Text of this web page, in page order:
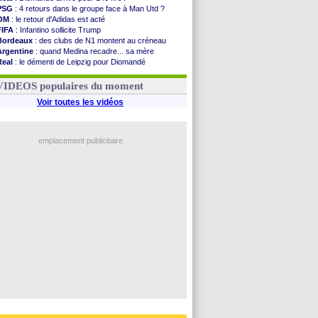
: 4 retours dans le groupe face à Man Utd ?
: le retour d'Adidas est acté
: Infantino sollicite Trump
: des clubs de N1 montent au créneau
: quand Medina recadre... sa mère
: le démenti de Leipzig pour Diomandé
: Paixão attire un 2e club anglais
populaires du moment
Voir toutes les vidéos
emplacement publicitaire